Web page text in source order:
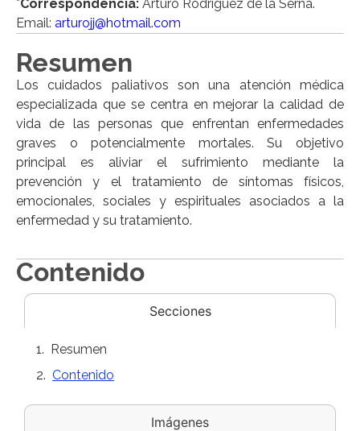
*Correspondencia: Arturo Rodríguez de la Serna.
Email: arturojj@hotmail.com
Resumen
Los cuidados paliativos son una atención médica
especializada que se centra en mejorar la calidad de
vida de las personas que enfrentan enfermedades
graves o potencialmente mortales. Su objetivo
principal es aliviar el sufrimiento mediante la
prevención y el tratamiento de síntomas físicos,
emocionales, sociales y espirituales asociados a la
enfermedad y su tratamiento.
Contenido
Secciones
Imágenes
Resumen
Contenido